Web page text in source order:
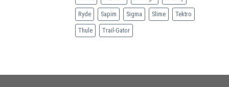
Ryde Sapim Sigma Slime Tektro
Thule Trail-Gator